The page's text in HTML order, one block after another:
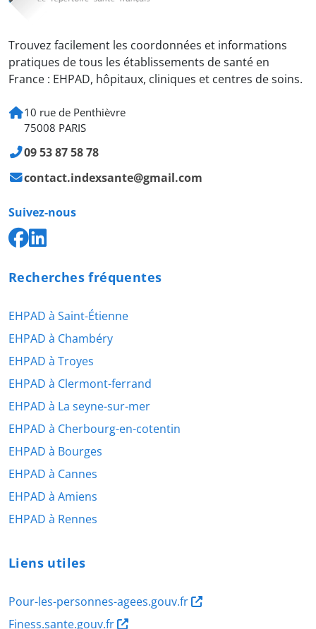
Trouvez facilement les coordonnées et informations
pratiques de tous les établissements de santé en
France : EHPAD, hôpitaux, cliniques et centres de soins.
10 rue de Penthièvre
75008 PARIS
09 53 87 58 78
contact.indexsante@gmail.com
Suivez-nous
Recherches fréquentes
EHPAD à Saint-Étienne
EHPAD à Chambéry
EHPAD à Troyes
EHPAD à Clermont-ferrand
EHPAD à La seyne-sur-mer
EHPAD à Cherbourg-en-cotentin
EHPAD à Bourges
EHPAD à Cannes
EHPAD à Amiens
EHPAD à Rennes
Liens utiles
Pour-les-personnes-agees.gouv.fr
Finess.sante.gouv.fr